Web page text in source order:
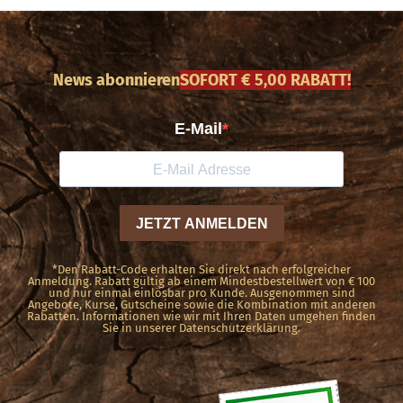
weist
mehrere
Varianten
auf.
Die
Optionen
können
der
Produktseite
gewählt
werden
News abonnierenSOFORT € 5,00 RABATT!
*Den Rabatt-Code erhalten Sie direkt nach erfolgreicher
Anmeldung. Rabatt gültig ab einem Mindestbestellwert von € 100
und nur einmal einlösbar pro Kunde. Ausgenommen sind
Angebote, Kurse, Gutscheine sowie die Kombination mit anderen
Rabatten. Informationen wie wir mit Ihren Daten umgehen finden
Sie in unserer Datenschutzerklärung.